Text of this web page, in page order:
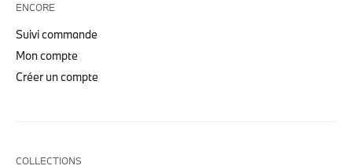
ENCORE
Suivi commande
Mon compte
Créer un compte
COLLECTIONS